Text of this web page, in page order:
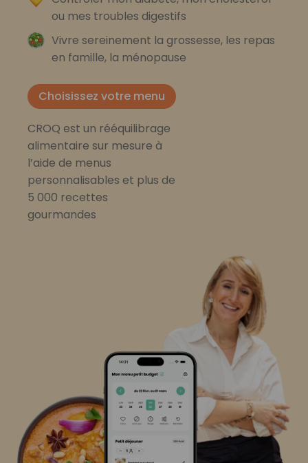
ou mes troubles digestifs
Vivre sereinement la grossesse, les repas
en famille, la ménopause
Choisissez votre menu
CROQ est un rééquilibrage
alimentaire sur mesure à
l’aide de menus
personnalisables et plus de
5 000 recettes
gourmandes